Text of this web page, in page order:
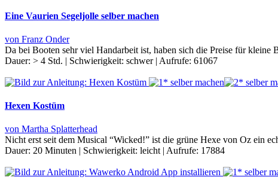
Eine Vaurien Segeljolle selber machen
von Franz Onder
Da bei Booten sehr viel Handarbeit ist, haben sich die Preise für
Dauer: > 4 Std. | Schwierigkeit: schwer | Aufrufe: 61067
Hexen Kostüm
von Martha Splatterhead
Nicht erst seit dem Musical “Wicked!” ist die grüne Hexe von Oz ein
Dauer: 20 Minuten | Schwierigkeit: leicht | Aufrufe: 17884